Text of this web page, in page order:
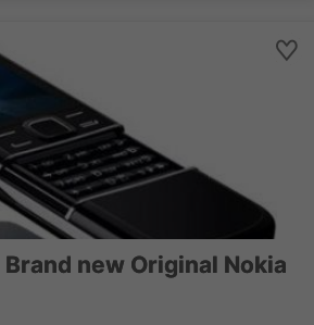
new Original Nokia